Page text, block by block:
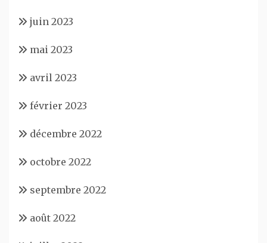
juin 2023
mai 2023
avril 2023
février 2023
décembre 2022
octobre 2022
septembre 2022
août 2022